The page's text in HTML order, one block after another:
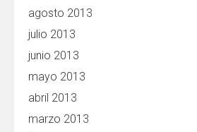
agosto 2013
julio 2013
junio 2013
mayo 2013
abril 2013
marzo 2013